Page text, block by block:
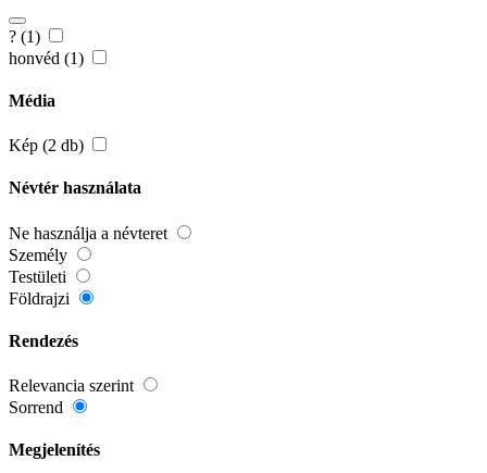
? (1)
honvéd (1)
Média
Kép (2 db)
Névtér használata
Ne használja a névteret
Személy
Testületi
Földrajzi
Rendezés
Relevancia szerint
Sorrend
Megjelenítés